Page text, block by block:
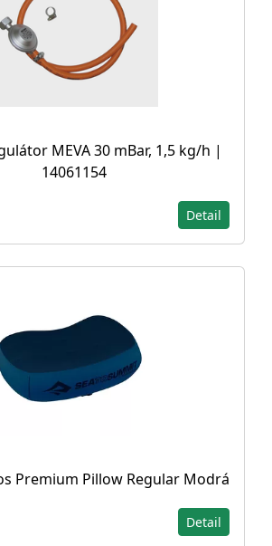
MEVA 30 mBar, 1,5 kg/h |
14061154
Detail
Premium Pillow Regular Modrá
Detail